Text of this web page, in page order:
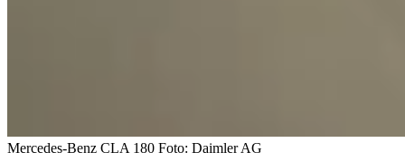
Mercedes-Benz CLA 180 Foto: Daimler AG